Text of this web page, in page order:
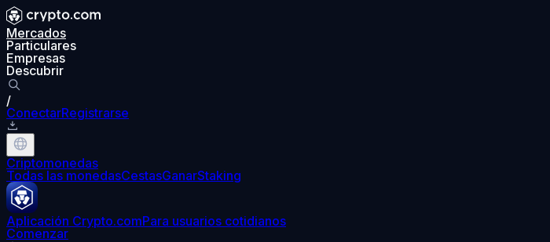
Mercados
Particulares
Empresas
Descubrir
/
ConectarRegistrarse
Criptomonedas
Todas las monedasCestasGanarStaking
Aplicación Crypto.comPara usuarios cotidianos
Comenzar